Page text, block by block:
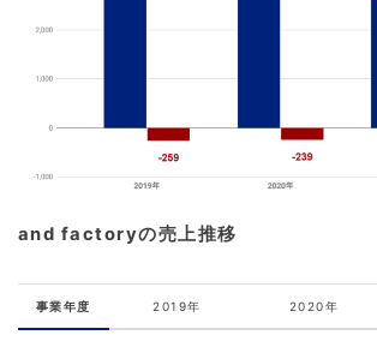
and factoryの売上推移
事業年度 2019年 2020年